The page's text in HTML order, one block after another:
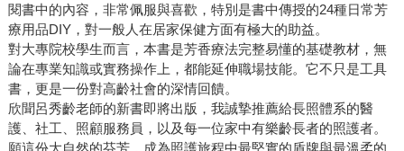
閱書中的內容，非常佩服與喜歡，特別是書中傳授的24種日常芳
療用品DIY，對一般人在居家保健方面有極大的助益。
對大專院校學生而言，本書是芳香療法完整易懂的基礎教材，無
論在專業知識或實務操作上，都能延伸職場技能。它不只是工具
書，更是一份對高齡社會的深情回饋。
欣聞呂秀齡老師的新書即將出版，我誠摯推薦給長照體系的醫
護、社工、照顧服務員，以及每一位家中有樂齡長者的照護者。
願這份大自然的芬芳，成為照護旅程中最堅實的盾牌與最溫柔的